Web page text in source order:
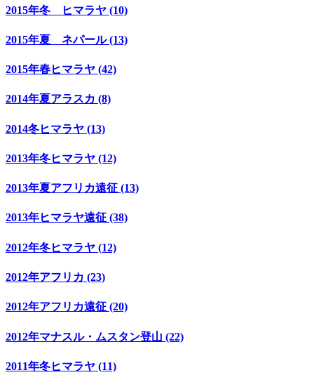
2015年冬 ヒマラヤ (10)
2015年夏 ネパール (13)
2015年春ヒマラヤ (42)
2014年夏アラスカ (8)
2014冬ヒマラヤ (13)
2013年冬ヒマラヤ (12)
2013年夏アフリカ遠征 (13)
2013年ヒマラヤ遠征 (38)
2012年冬ヒマラヤ (12)
2012年アフリカ (23)
2012年アフリカ遠征 (20)
2012年マナスル・ムスタン登山 (22)
2011年冬ヒマラヤ (11)